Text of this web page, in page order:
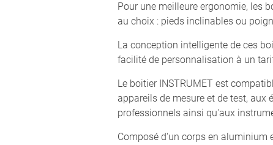
Pour une meilleure ergonomie, les
au choix : pieds inclinables ou
La conception intelligente de ces
facilité de personnalisation à un
Le boitier INSTRUMET est
appareils de mesure et de test,
professionnels ainsi qu'aux
Composé d'un corps en aluminium